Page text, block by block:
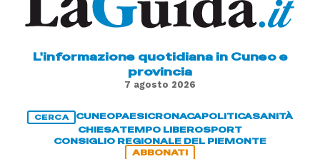
L'informazione quotidiana in Cuneo e
provincia
7 agosto 2026
CERCA CUNEOPAESICRONACAPOLITICASANITÀ
CHIESATEMPO LIBEROSPORT
CONSIGLIO REGIONALE DEL PIEMONTE
ABBONATI